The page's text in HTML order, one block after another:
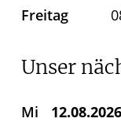
Freitag
Unser
Mi 12.08.2026